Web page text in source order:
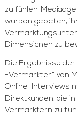
zu fühlen.
wurden gebeten,
Dimensionen zu
Die Ergebnisse der
-Vermarkter“ von
Online-Interviews
Direktkunden, die
Vermarktern zu tun